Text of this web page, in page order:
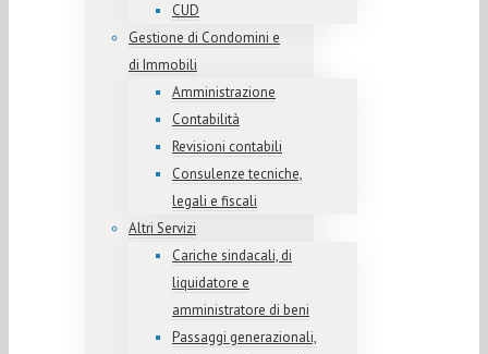
CUD
Gestione di Condomini e
di Immobili
Amministrazione
Contabilità
Revisioni contabili
Consulenze tecniche,
legali e fiscali
Altri Servizi
Cariche sindacali, di
liquidatore e
amministratore di beni
Passaggi generazionali,